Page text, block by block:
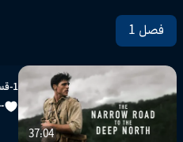
فصل 1
37:04
1-قسمت ۱